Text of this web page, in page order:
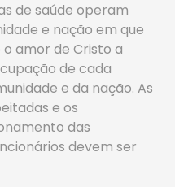
de saúde operam
e nação em que
amor de Cristo a
de cada
e da nação. As
e os
das
devem ser